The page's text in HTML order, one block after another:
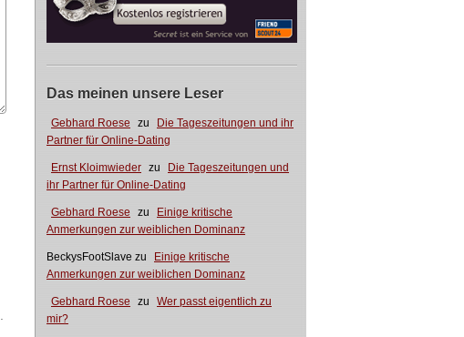
Das meinen unsere Leser
Gebhard Roese zu
Die Tageszeitungen und ihr
Partner für Online-Dating
Ernst Kloimwieder zu
Die Tageszeitungen und
ihr Partner für Online-Dating
Gebhard Roese zu
Einige kritische
Anmerkungen zur weiblichen Dominanz
BeckysFootSlave zu
Einige kritische
Anmerkungen zur weiblichen Dominanz
Gebhard Roese zu
Wer passt eigentlich zu
mir?